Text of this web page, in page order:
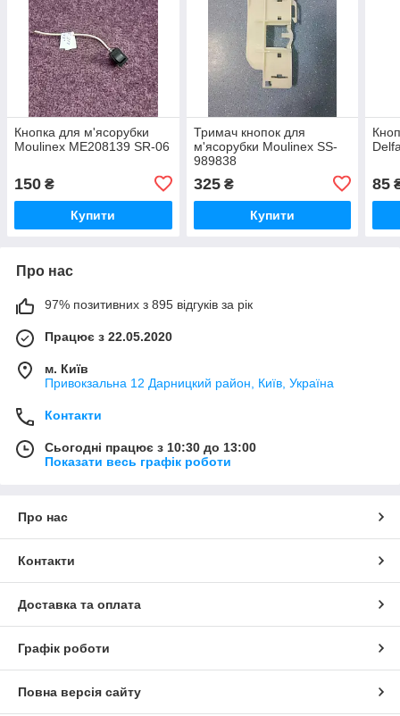
Кнопка для м'ясорубки
Moulinex ME208139 SR-06
150 ₴
Купити
Тримач кнопок для
м'ясорубки Moulinex SS-
989838
325₴
Купити
85
Про нас
97% позитивних з 895 відгуків за рік
Працює з 22.05.2020
м. Київ
Привокзальна 12 Дарницкий район, Київ, Україна
Контакти
Сьогодні працює з 10:30 до 13:00
Показати весь графік роботи
Про нас
Контакти
Доставка та оплата
Графік роботи
Повна версія сайту